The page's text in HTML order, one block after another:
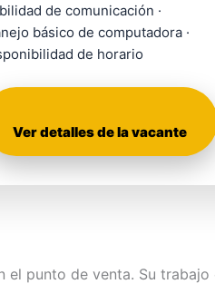
de comunicación ·
básico de computadora ·
de horario
Ver detalles de la vacante
el punto de venta. Su